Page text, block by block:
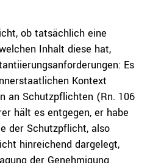
ob tatsächlich eine
Inhalt diese hat,
Es
Kontext
an Schutzpflichten (Rn. 106
hält es entgegen, er habe
der Schutzpflicht, also
hinreichend dargelegt,